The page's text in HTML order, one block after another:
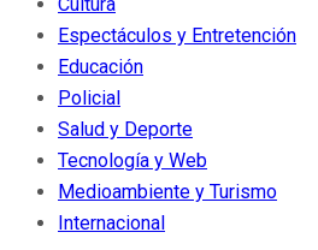
Espectáculos y Entretención
Educación
Policial
Salud y Deporte
Tecnología y Web
Medioambiente y Turismo
Internacional